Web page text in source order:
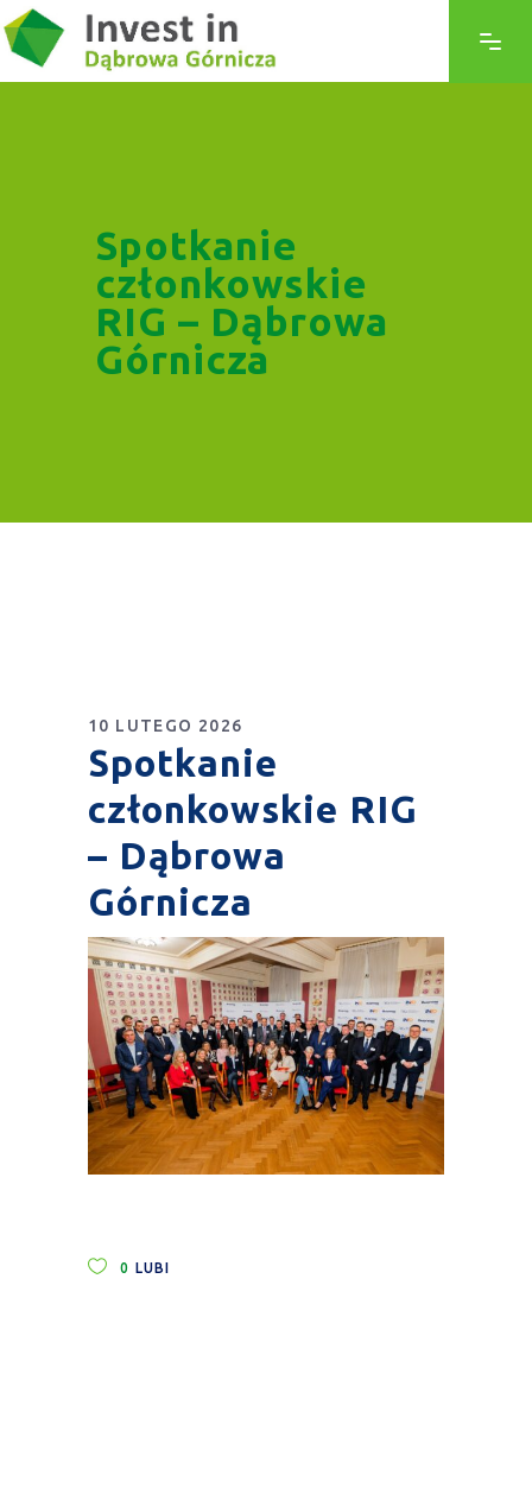
Spotkanie
członkowskie
RIG – Dąbrowa
Górnicza
10 LUTEGO 2026
Spotkanie
członkowskie RIG
– Dąbrowa
Górnicza
0 LUBI